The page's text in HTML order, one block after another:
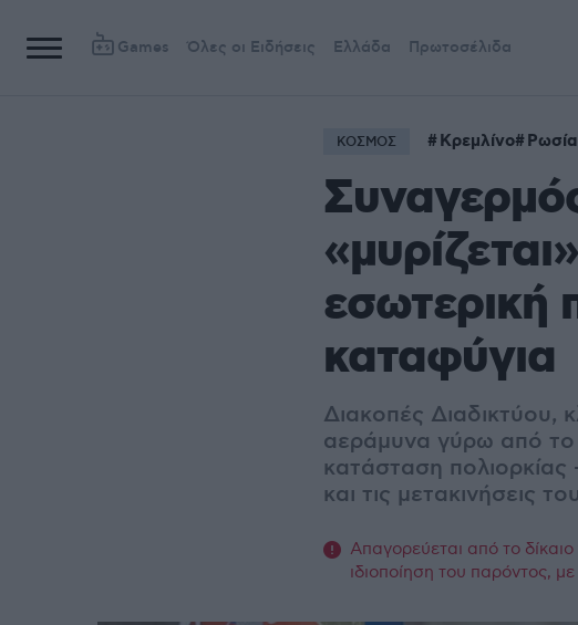
Games Όλες οι Ειδήσεις Ελλάδα Πρωτοσέλιδα
ΚΟΣΜΟΣ Κρεμλίνο Ρωσία
εσωτερική
καταφύγια
Διακοπές Διαδικτύου,
αεράμυνα γύρω από
κατάσταση πολιορκίας
και τις μετακινήσεις
Απαγορεύεται από το
ιδιοποίηση του παρόντος,